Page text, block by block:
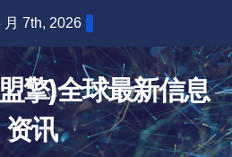
月 7th, 2026
擎)全球最新信息
资讯